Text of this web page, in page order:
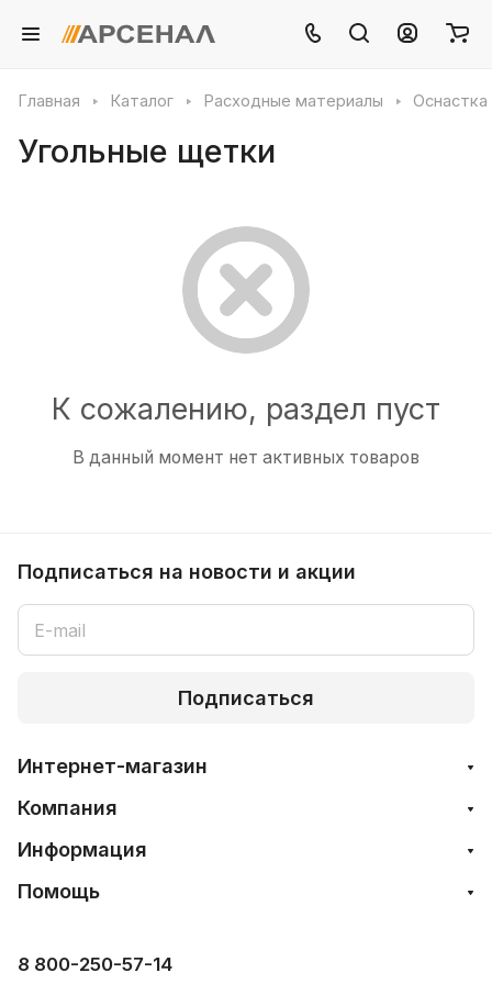
Главная Каталог Расходные материалы
Угольные щетки
К сожалению, раздел пуст
В данный момент нет активных товаров
Подписаться на новости и акции
Подписаться
Интернет-магазин
Компания
Информация
Помощь
8 800-250-57-14